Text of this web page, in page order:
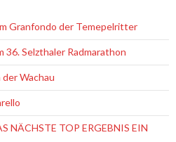
Granfondo der Temepelritter
36. Selzthaler Radmarathon
Wachau
NÄCHSTE TOP ERGEBNIS EIN